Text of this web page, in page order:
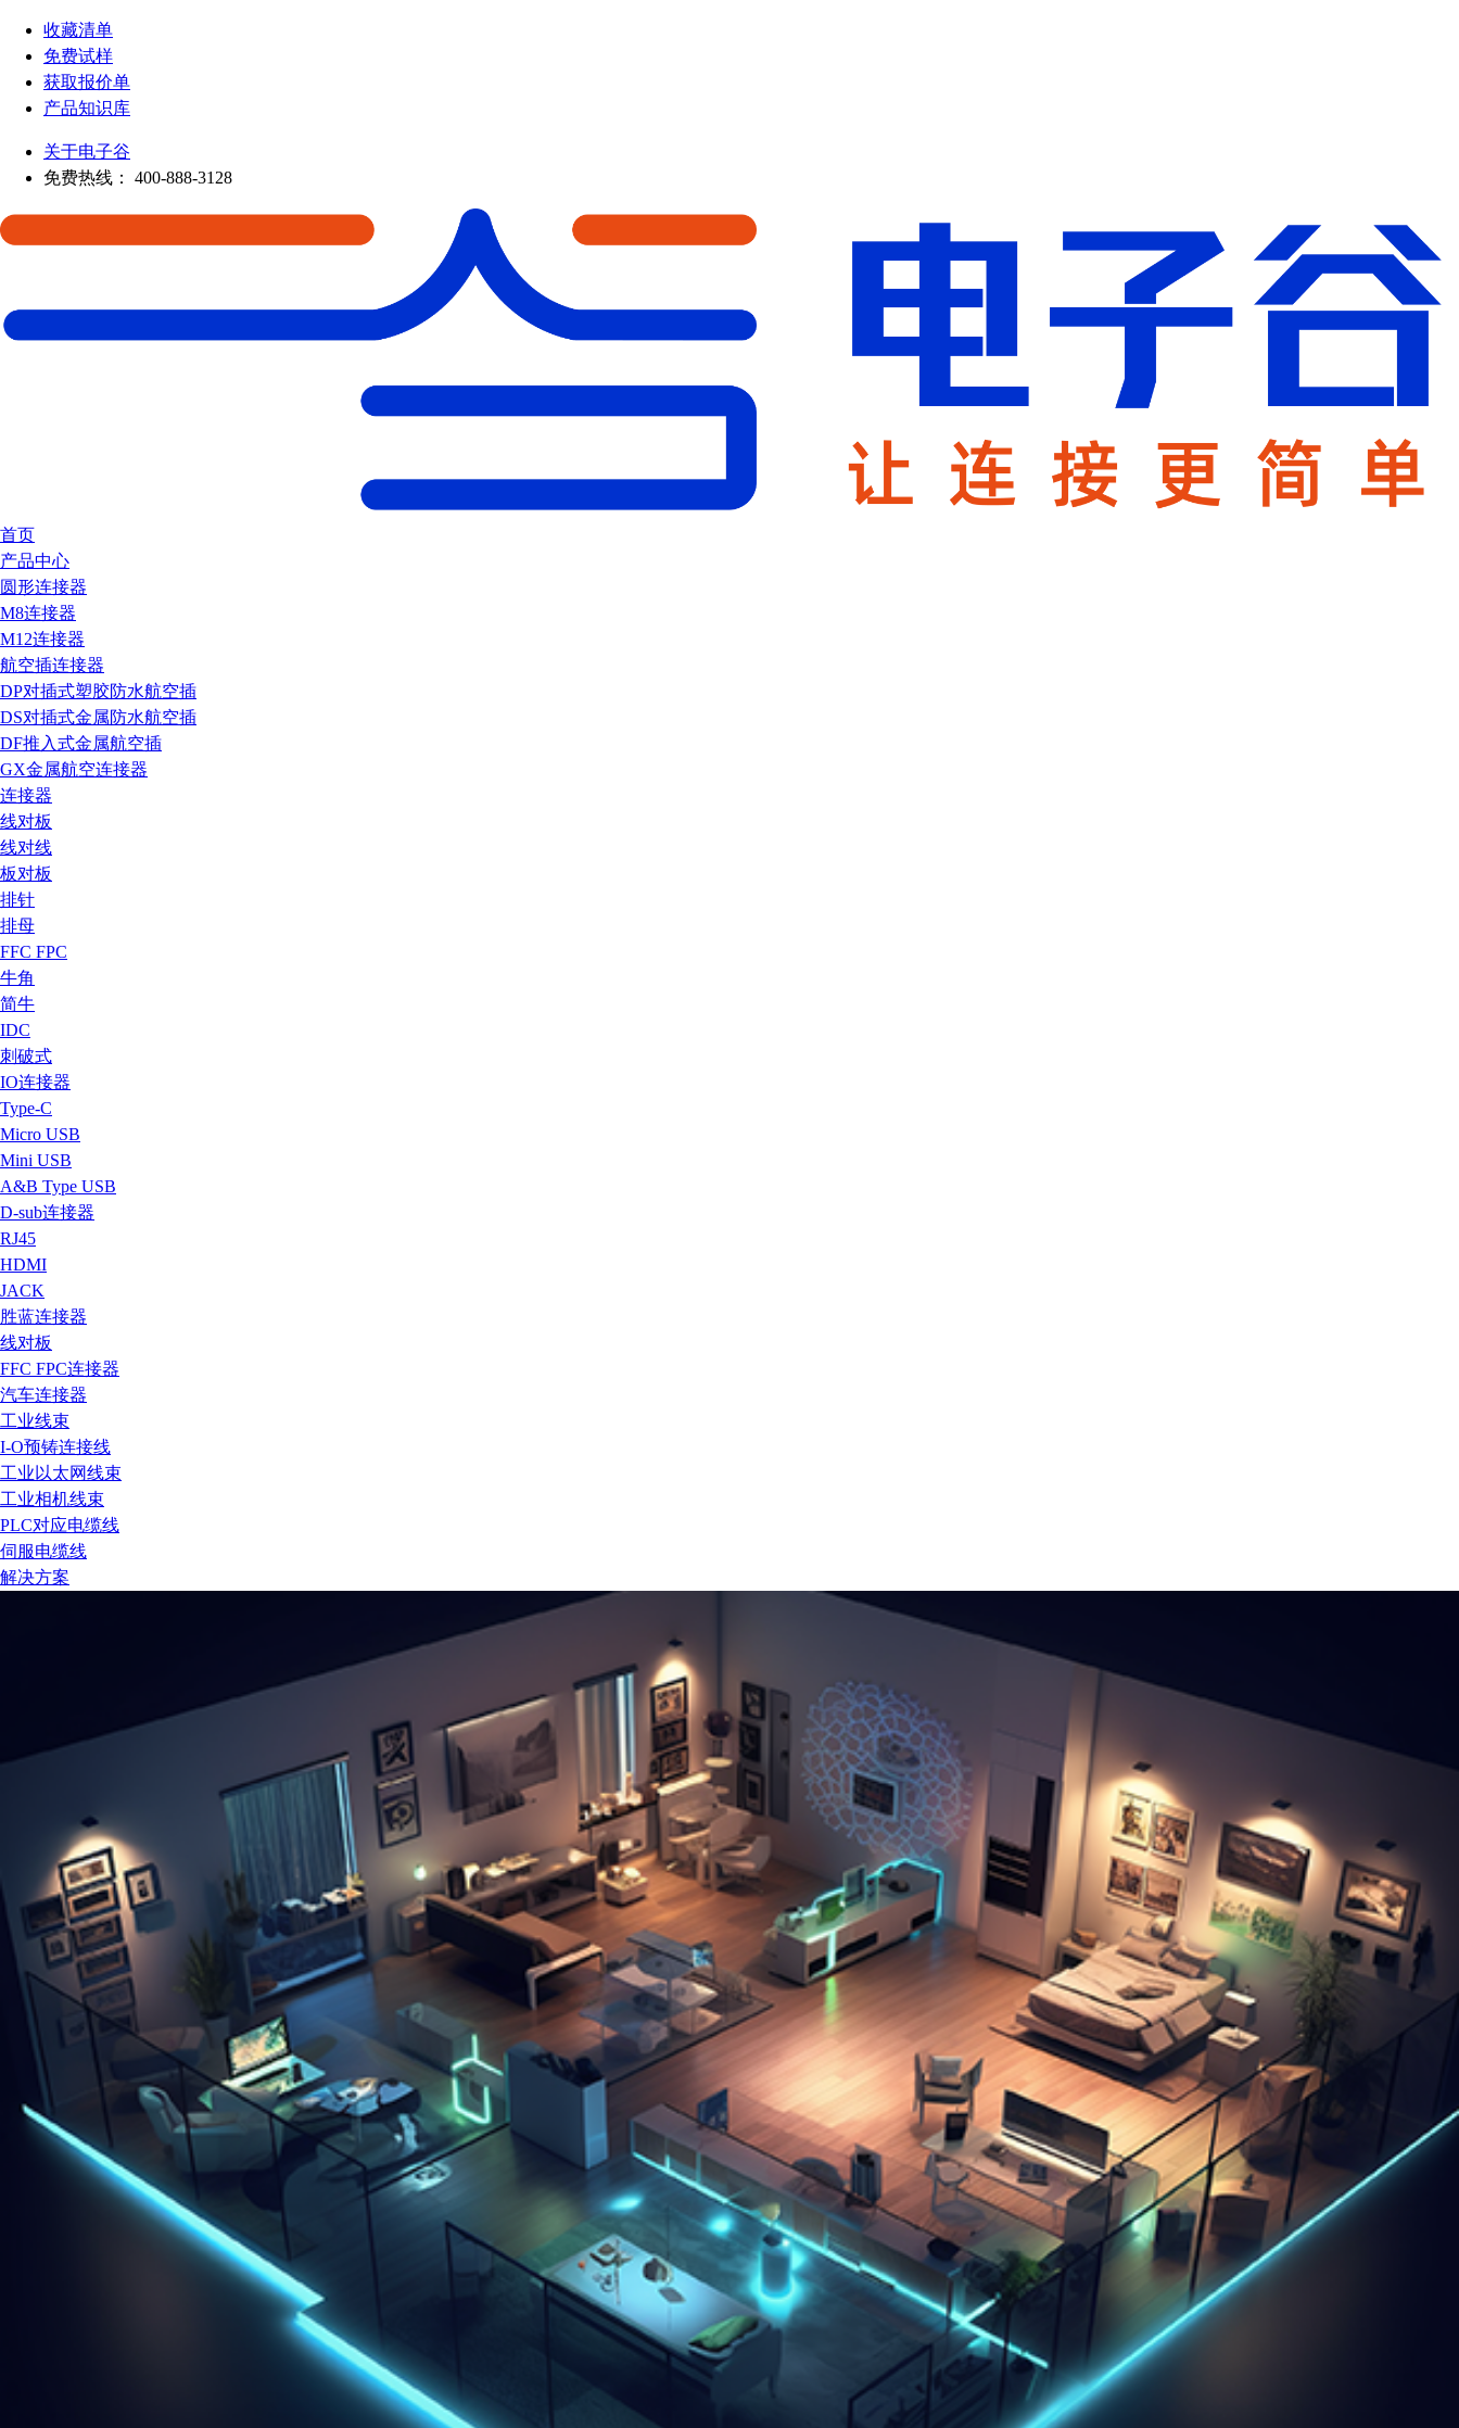
收藏清单
免费试样
获取报价单
产品知识库
关于电子谷
免费热线：
400-888-3128
首页
产品中心
圆形连接器
M8连接器
M12连接器
航空插连接器
DP对插式塑胶防水航空插
DS对插式金属防水航空插
DF推入式金属航空插
GX金属航空连接器
连接器
线对板
线对线
板对板
排针
排母
FFC FPC
牛角
简牛
IDC
刺破式
IO连接器
Type-C
Micro USB
Mini USB
A&B Type USB
D-sub连接器
RJ45
HDMI
JACK
胜蓝连接器
线对板
FFC FPC连接器
汽车连接器
工业线束
I-O预铸连接线
工业以太网线束
工业相机线束
PLC对应电缆线
伺服电缆线
解决方案